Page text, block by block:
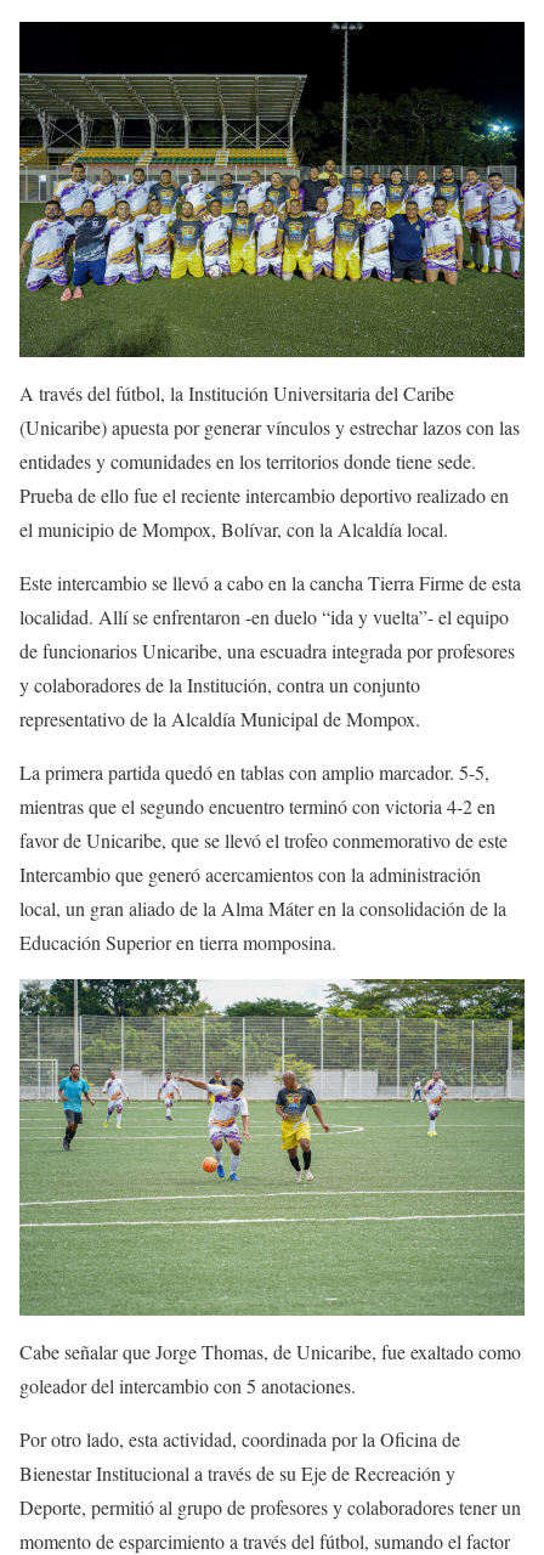
A través del fútbol, la Institución Universitaria del Caribe
(Unicaribe) apuesta por generar vínculos y estrechar lazos con las
entidades y comunidades en los territorios donde tiene sede.
Prueba de ello fue el reciente intercambio deportivo realizado en
el municipio de Mompox, Bolívar, con la Alcaldía local.
Este intercambio se llevó a cabo en la cancha Tierra Firme de esta
localidad. Allí se enfrentaron -en duelo “ida y vuelta”- el equipo
de funcionarios Unicaribe, una escuadra integrada por profesores
y colaboradores de la Institución, contra un conjunto
representativo de la Alcaldía Municipal de Mompox.
La primera partida quedó en tablas con amplio marcador. 5-5,
mientras que el segundo encuentro terminó con victoria 4-2 en
favor de Unicaribe, que se llevó el trofeo conmemorativo de este
Intercambio que generó acercamientos con la administración
local, un gran aliado de la Alma Máter en la consolidación de la
Educación Superior en tierra momposina.
Cabe señalar que Jorge Thomas, de Unicaribe, fue exaltado como
goleador del intercambio con 5 anotaciones.
Por otro lado, esta actividad, coordinada por la Oficina de
Bienestar Institucional a través de su Eje de Recreación y
Deporte, permitió al grupo de profesores y colaboradores tener un
momento de esparcimiento a través del fútbol, sumando el factor